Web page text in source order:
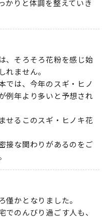
かりと体調を整えていき
、 そろそろ花粉を感じ始
れません。
では、 今年のスギ・ヒノ
例年より多いと予想され
せるこのスギ・ヒノキ花
接な関わりがあるのをご
僅かとなりました。
でのんびり過ごす人も、